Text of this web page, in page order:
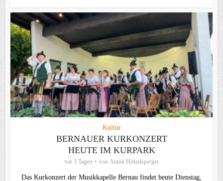
Kultur
BERNAUER KURKONZERT
HEUTE IM KURPARK
vor 3 Tagen von Anton Hötzelsperger
Das Kurkonzert der Musikkapelle Bernau findet heute Dienstag,